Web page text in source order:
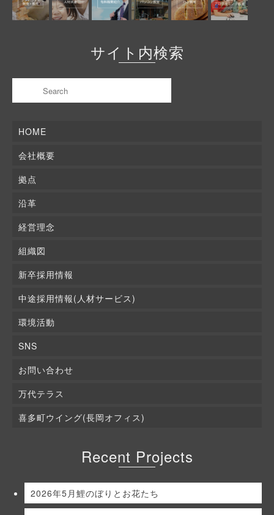
サイト内検索
HOME
会社概要
拠点
沿革
経営理念
組織図
新卒採用情報
中途採用情報(人材サービス)
環境活動
SNS
お問い合わせ
万代テラス
喜多町ウイング(長岡オフィス)
Recent Projects
2026年5月鯉のぼりとお花たち